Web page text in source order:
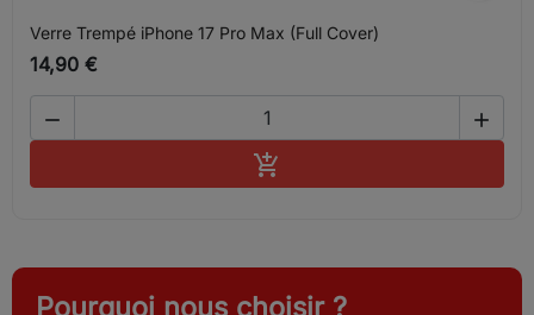
Verre Trempé iPhone 17 Pro Max (Full Cover)
14,90 €
 

Pourquoi nous choisir ?